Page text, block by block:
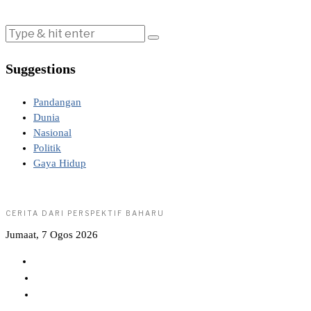
Suggestions
Pandangan
Dunia
Nasional
Politik
Gaya Hidup
CERITA DARI PERSPEKTIF BAHARU
Jumaat, 7 Ogos 2026